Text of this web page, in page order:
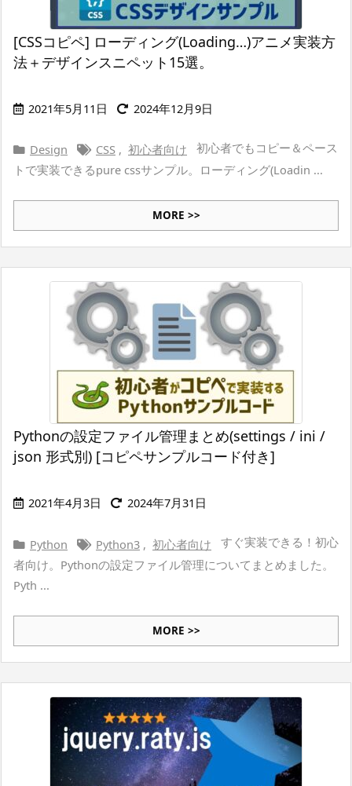
[CSSコピペ] ローディング(Loading…)アニメ実装方
法＋デザインスニペット15選。
2021年5月11日 2024年12月9日
Design CSS , 初心者向け
初心者でもコピー＆ペース
トで実装できるpure cssサンプル。ローディング(Loadin ...
MORE >>
Pythonの設定ファイル管理まとめ(settings / ini /
json 形式別) [コピペサンプルコード付き]
2021年4月3日 2024年7月31日
Python Python3 , 初心者向け
すぐ実装できる！初心
者向け。Pythonの設定ファイル管理についてまとめました。
Pyth ...
MORE >>